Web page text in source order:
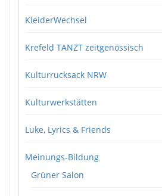
KleiderWechsel
Krefeld TANZT zeitgenössisch
Kulturrucksack NRW
Kulturwerkstätten
Luke, Lyrics & Friends
Meinungs-Bildung
Grüner Salon